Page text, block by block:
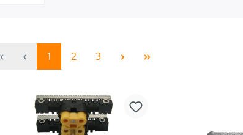
Seite
1 Seite
2 Seite
3